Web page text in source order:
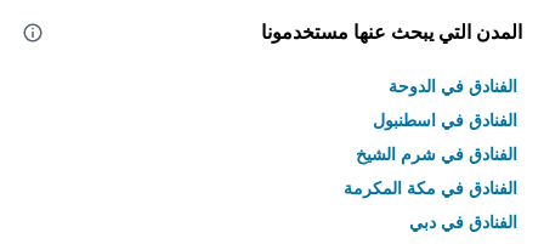
المدن التي يبحث عنها مستخدمونا
الفنادق في الدوحة
الفنادق في اسطنبول
الفنادق في شرم الشيخ
الفنادق في مكة المكرمة
الفنادق في دبي